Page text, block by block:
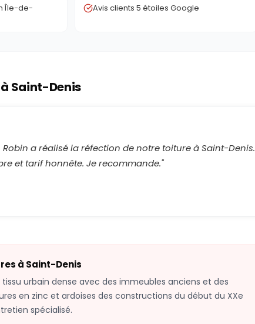
Île-de-
Avis clients 5 étoiles Google
Saint-Denis
a réalisé la réfection de notre toiture à Saint-Denis.
et tarif honnête. Je recommande."
à Saint-Denis
urbain dense avec des immeubles anciens et des
en zinc et ardoises des constructions du début du XXe
spécialisé.